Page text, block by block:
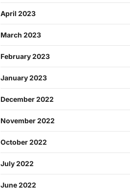
April 2023
March 2023
February 2023
January 2023
December 2022
November 2022
October 2022
July 2022
June 2022